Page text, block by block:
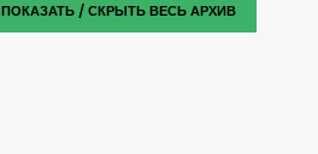
ПОКАЗАТЬ / СКРЫТЬ ВЕСЬ АРХИВ